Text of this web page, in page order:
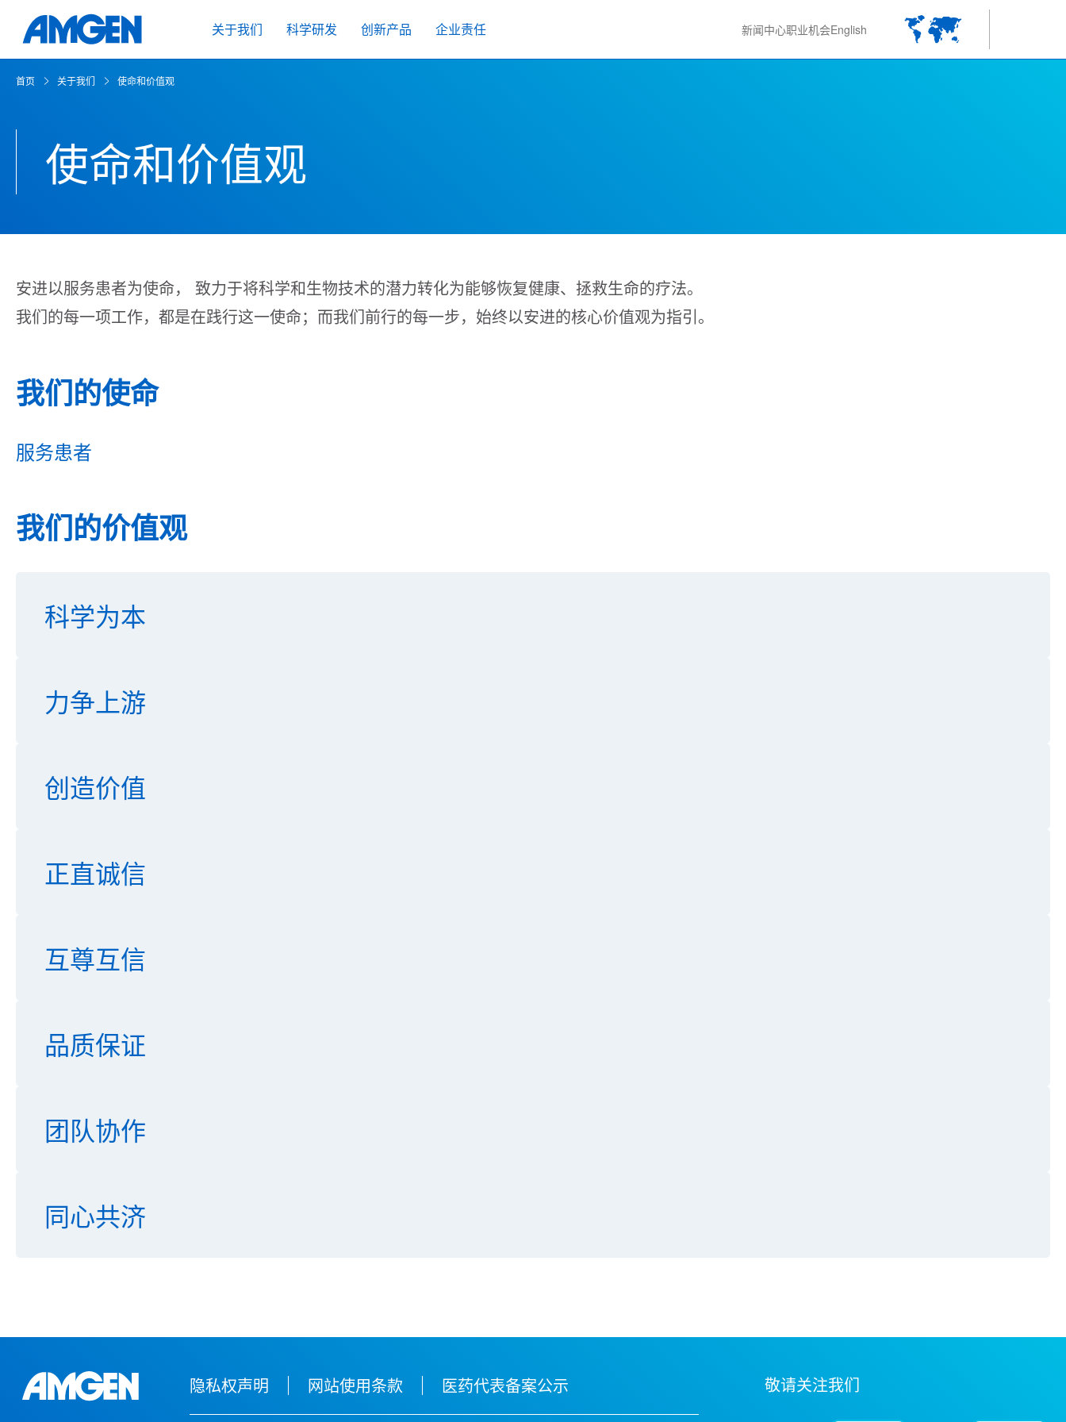
关于我们 科学研发 创新产品 企业责任 新闻中心职业机会English
首页 关于我们 使命和价值观
使命和价值观
安进以服务患者为使命， 致力于将科学和生物技术的潜力转化为能够恢复健康、拯救生命的疗法。
我们的每一项工作，都是在践行这一使命；而我们前行的每一步，始终以安进的核心价值观为指引。
我们的使命
服务患者
我们的价值观
科学为本
力争上游
创造价值
正直诚信
互尊互信
品质保证
团队协作
同心共济
隐私权声明 网站使用条款 医药代表备案公示 敬请关注我们